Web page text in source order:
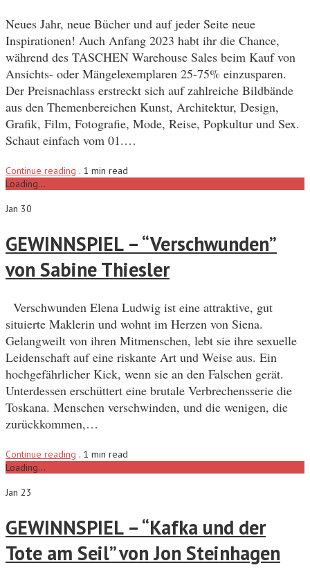
Neues Jahr, neue Bücher und auf jeder Seite neue
Inspirationen! Auch Anfang 2023 habt ihr die Chance,
während des TASCHEN Warehouse Sales beim Kauf von
Ansichts- oder Mängelexemplaren 25-75% einzusparen.
Der Preisnachlass erstreckt sich auf zahlreiche Bildbände
aus den Themenbereichen Kunst, Architektur, Design,
Grafik, Film, Fotografie, Mode, Reise, Popkultur und Sex.
Schaut einfach vom 01.…
Continue reading . 1 min read
Loading...
Jan 30
GEWINNSPIEL – “Verschwunden”
von Sabine Thiesler
Verschwunden Elena Ludwig ist eine attraktive, gut
situierte Maklerin und wohnt im Herzen von Siena.
Gelangweilt von ihren Mitmenschen, lebt sie ihre sexuelle
Leidenschaft auf eine riskante Art und Weise aus. Ein
hochgefährlicher Kick, wenn sie an den Falschen gerät.
Unterdessen erschüttert eine brutale Verbrechensserie die
Toskana. Menschen verschwinden, und die wenigen, die
zurückkommen,…
Continue reading . 1 min read
Loading...
Jan 23
GEWINNSPIEL – “Kafka und der
Tote am Seil” von Jon Steinhagen